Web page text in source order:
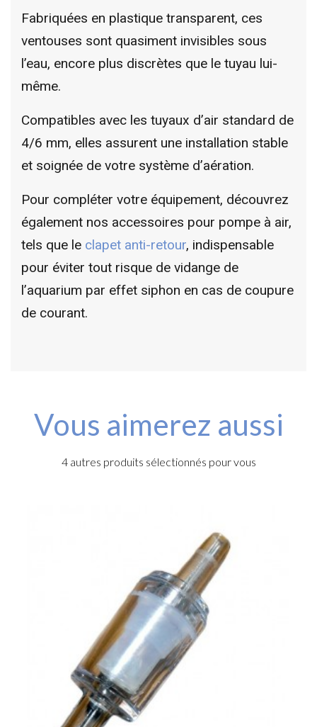
Fabriquées en plastique transparent, ces
ventouses sont quasiment invisibles sous
l’eau, encore plus discrètes que le tuyau lui-
même.
Compatibles avec les tuyaux d’air standard de
4/6 mm, elles assurent une installation stable
et soignée de votre système d’aération.
Pour compléter votre équipement, découvrez
également nos accessoires pour pompe à air,
tels que le clapet anti-retour, indispensable
pour éviter tout risque de vidange de
l’aquarium par effet siphon en cas de coupure
de courant.
Vous aimerez aussi
4 autres produits sélectionnés pour vous